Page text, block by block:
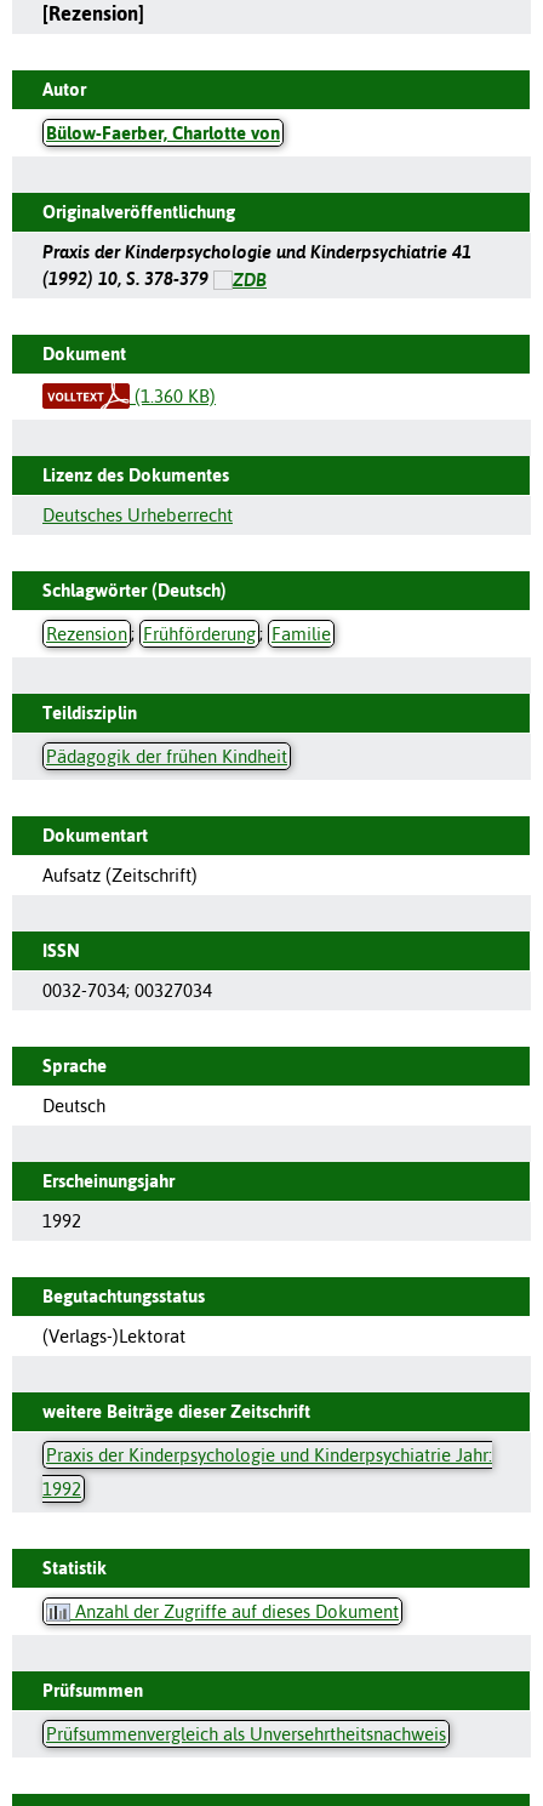
[Rezension]
Autor
Bülow-Faerber, Charlotte von
Originalveröffentlichung
Praxis der Kinderpsychologie und Kinderpsychiatrie 41
(1992) 10, S. 378-379
Dokument
(1.360 KB)
Lizenz des Dokumentes
Deutsches Urheberrecht
Schlagwörter (Deutsch)
Rezension; Frühförderung; Familie
Teildisziplin
Pädagogik der frühen Kindheit
Dokumentart
Aufsatz (Zeitschrift)
ISSN
0032-7034; 00327034
Sprache
Deutsch
Erscheinungsjahr
1992
Begutachtungsstatus
(Verlags-)Lektorat
weitere Beiträge dieser Zeitschrift
Praxis der Kinderpsychologie und Kinderpsychiatrie Jahr:
1992
Statistik
Anzahl der Zugriffe auf dieses Dokument
Prüfsummen
Prüfsummenvergleich als Unversehrtheitsnachweis